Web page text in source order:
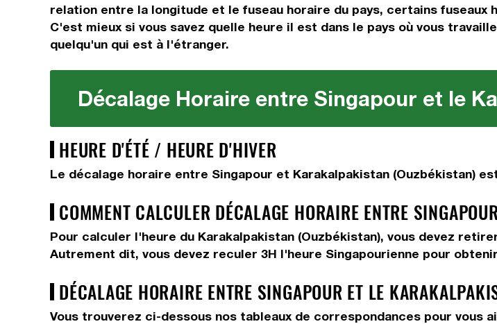
relation entre la longitude et le fuseau horaire du pays, certains
C'est mieux si vous savez quelle heure il est dans le pays où vous
quelqu'un qui est à l'étranger.
Décalage Horaire entre Singapour et le
HEURE D'ÉTÉ / HEURE D'HIVER
Le décalage horaire entre Singapour et Karakalpakistan (Ouzbékistan)
COMMENT CALCULER DÉCALAGE HORAIRE ENTRE
Pour calculer l'heure du Karakalpakistan (Ouzbékistan), vous devez
Autrement dit, vous devez reculer 3H l'heure Singapourienne pour
DÉCALAGE HORAIRE ENTRE SINGAPOUR ET LE
Vous trouverez ci-dessous nos tableaux de correspondances pour vous